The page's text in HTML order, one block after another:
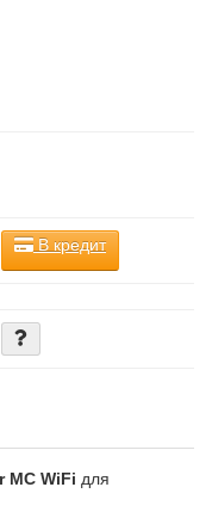
В кредит
MC WiFi для